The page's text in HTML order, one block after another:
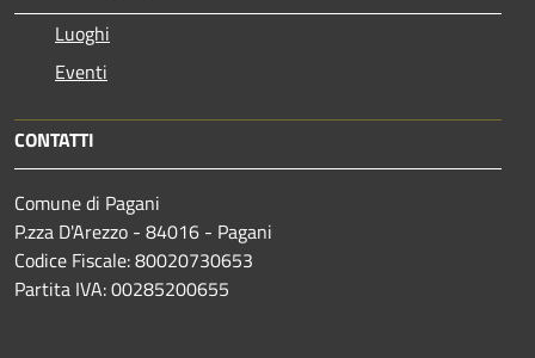
Luoghi
Eventi
CONTATTI
Comune di Pagani
P.zza D'Arezzo - 84016 - Pagani
Codice Fiscale: 80020730653
Partita IVA: 00285200655